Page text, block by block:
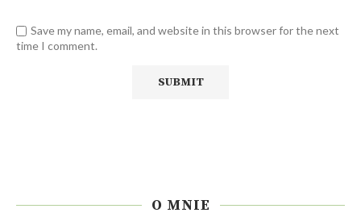
Save my name, email, and website in this browser for the next
time I comment.
O MNIE